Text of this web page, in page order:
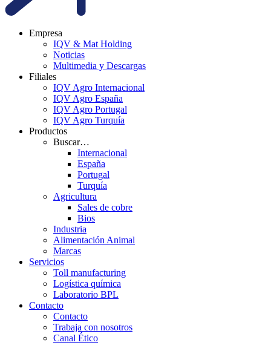
Empresa
IQV & Mat Holding
Noticias
Multimedia y Descargas
Filiales
IQV Agro Internacional
IQV Agro España
IQV Agro Portugal
IQV Agro Turquía
Productos
Buscar…
Internacional
España
Portugal
Turquía
Agricultura
Sales de cobre
Bios
Industria
Alimentación Animal
Marcas
Servicios
Toll manufacturing
Logística química
Laboratorio BPL
Contacto
Contacto
Trabaja con nosotros
Canal Ético